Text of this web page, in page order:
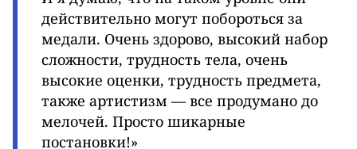
действительно могут побороться за
медали. Очень здорово, высокий набор
сложности, трудность тела, очень
высокие оценки, трудность предмета,
также артистизм — все продумано до
мелочей. Просто шикарные
постановки!»